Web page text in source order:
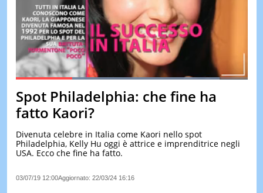
WOW
POP
&
TEST
LE
Pause Unmute
Loaded:87.94%
Spot Philadelphia: che fine ha
fatto Kaori?
Divenuta celebre in Italia come Kaori nello spot
Philadelphia, Kelly Hu oggi è attrice e imprenditrice negli
USA. Ecco che fine ha fatto.
03/07/19 12:00Aggiornato: 22/03/24 16:16